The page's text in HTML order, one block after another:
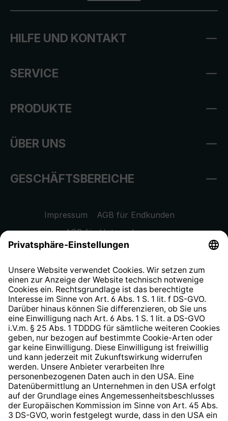
HILFE UND KONTAKT
SERVICE
PRODUKTE
ÜBER UNS
GESCHÄFTSBEREICHE
Impressum
AGB für Endkunden
AGB für Unternehmen
Datenschutzhinweis
Widerrufsrecht
Hinweisgeberschutzsystem
Barrierefreiheit